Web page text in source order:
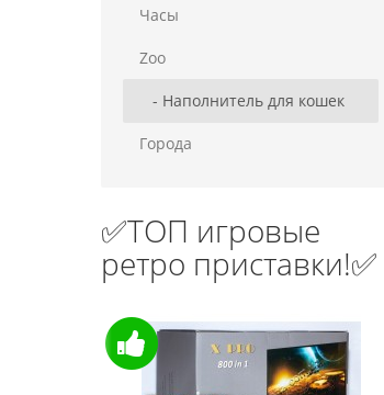
Часы
Zoo
- Наполнитель для кошек
Города
✅ТОП игровые
ретро приставки!✅